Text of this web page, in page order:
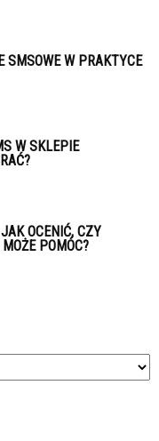
SMSOWE W PRAKTYCE
W SKLEPIE
OCENIĆ, CZY
POMÓC?